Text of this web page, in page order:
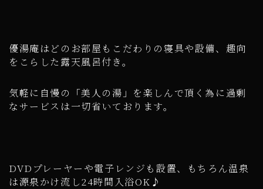
優湯庵はどのお部屋もこだわりの寝具や設備、趣向
をこらした露天風呂付き。
気軽に自慢の「美人の湯」を楽しんで頂く為に過剰
なサービスは一切省いております。
DVDプレーヤーや電子レンジも設置、もちろん温泉
は源泉かけ流し24時間入浴OK♪